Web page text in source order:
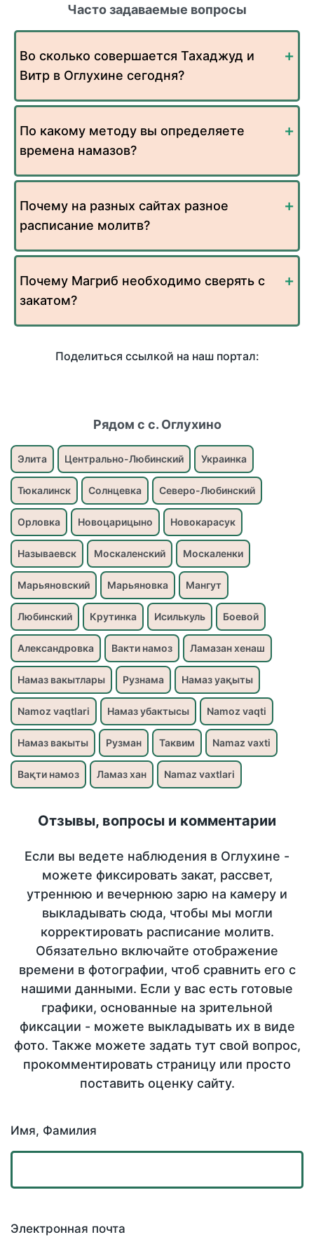
Часто задаваемые вопросы
Во сколько совершается Тахаджуд и
Витр в Оглухине сегодня?
По какому методу вы определяете
времена намазов?
Почему на разных сайтах разное
расписание молитв?
Почему Магриб необходимо сверять с
закатом?
Поделиться ссылкой на наш портал:
Рядом с с. Оглухино
Элита Центрально-Любинский Украинка
Тюкалинск Солнцевка Северо-Любинский
Орловка Новоцарицыно Новокарасук
Называевск Москаленский Москаленки
Марьяновский Марьяновка Мангут
Любинский Крутинка Исилькуль Боевой
Александровка Вакти намоз Ламазан хенаш
Намаз вакытлары Рузнама Намаз уақыты
Namoz vaqtlari Намаз убактысы Namoz vaqti
Намаз вакыты Рузман Таквим Namaz vaxti
Вақти намоз Ламаз хан Namaz vaxtlari
Отзывы, вопросы и комментарии
Если вы ведете наблюдения в Оглухине -
можете фиксировать закат, рассвет,
утреннюю и вечернюю зарю на камеру и
выкладывать сюда, чтобы мы могли
корректировать расписание молитв.
Обязательно включайте отображение
времени в фотографии, чтоб сравнить его с
нашими данными. Если у вас есть готовые
графики, основанные на зрительной
фиксации - можете выкладывать их в виде
фото. Также можете задать тут свой вопрос,
прокомментировать страницу или просто
поставить оценку сайту.
Имя, Фамилия
Электронная почта